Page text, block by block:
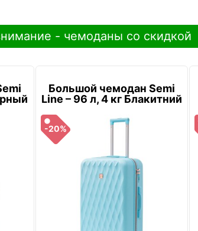
- чемоданы со скидкой
Большой чемодан Semi
Line – 96 л, 4 кг Блакитний
-20%